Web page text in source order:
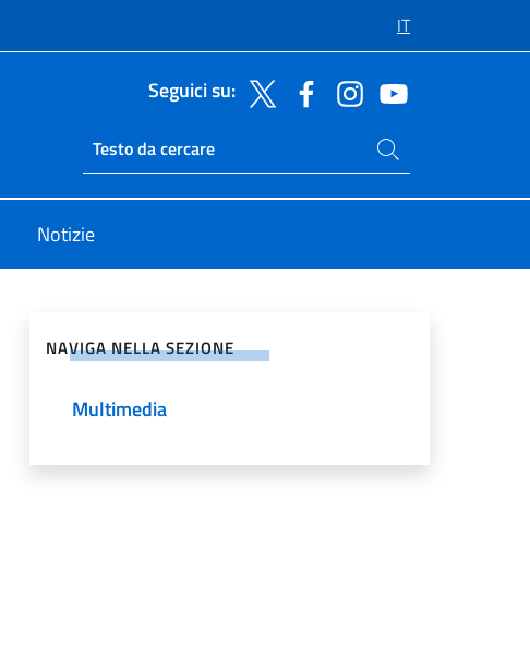
IT
Seguici su:
Ricerca sito live
Cerca nel sito
Notizie
NAVIGA NELLA SEZIONE
Multimedia